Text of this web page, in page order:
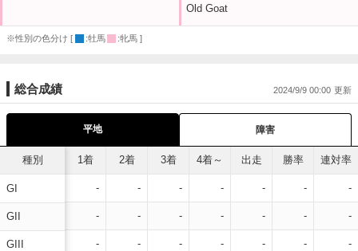
Old Goat
※性別の色分け [ :牡馬 :牝馬 ]
総合成績 2024/9/9 00:00
平地 障害
種別
GI
GII
GIII
1着 2着 3着 4着～ 出走 勝率 連対率
- - - - - - -
- - - - - - -
- - - - - - -